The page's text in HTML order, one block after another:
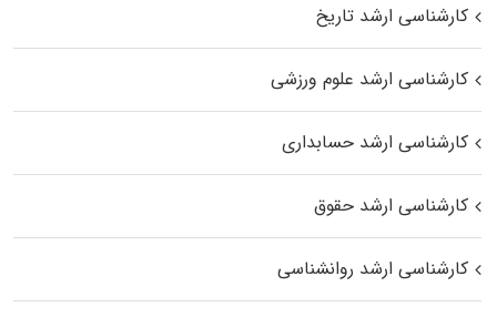
کارشناسی ارشد تاریخ
کارشناسی ارشد علوم ورزشی
کارشناسی ارشد حسابداری
کارشناسی ارشد حقوق
کارشناسی ارشد روانشناسی